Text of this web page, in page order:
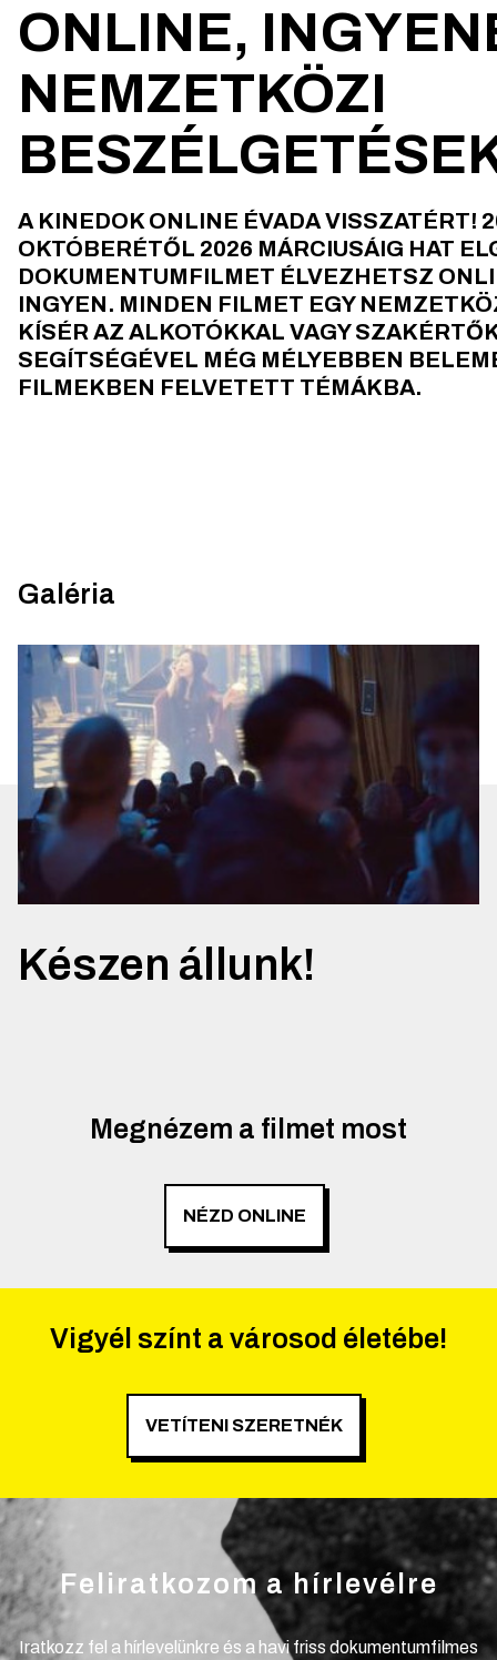
ONLINE,
NEMZETKÖZI
A KINEDOK ONLINE ÉVADA VISSZATÉRT!
OKTÓBERÉTŐL 2026 MÁRCIUSÁIG HAT
DOKUMENTUMFILMET ÉLVEZHETSZ
INGYEN. MINDEN FILMET EGY
KÍSÉR AZ ALKOTÓKKAL VAGY
SEGÍTSÉGÉVEL MÉG MÉLYEBBEN
FILMEKBEN FELVETETT TÉMÁKBA.
Galéria
Készen állunk!
Megnézem a filmet most
NÉZD ONLINE
Vigyél színt a városod életébe!
VETÍTENI SZERETNÉK
Feliratkozom a hírlevélre
Iratkozz fel a hírlevelünkre és a havi friss dokumentumfilmes